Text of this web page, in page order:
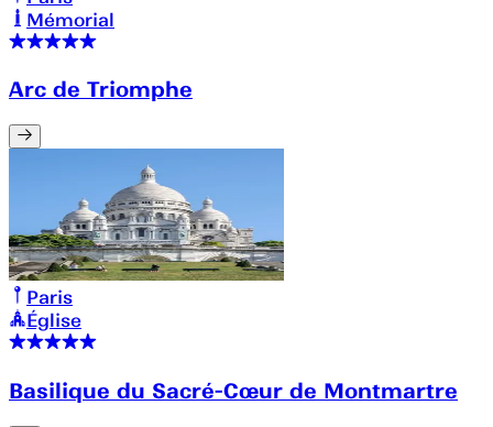
Mémorial
Arc de Triomphe
Paris
Église
Basilique du Sacré-Cœur de Montmartre